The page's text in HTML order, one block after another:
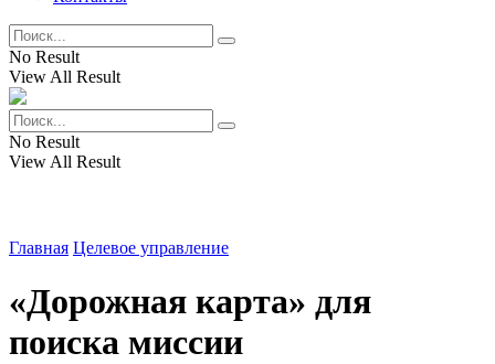
No Result
View All Result
No Result
View All Result
Главная Целевое управление
«Дорожная карта» для
поиска миссии